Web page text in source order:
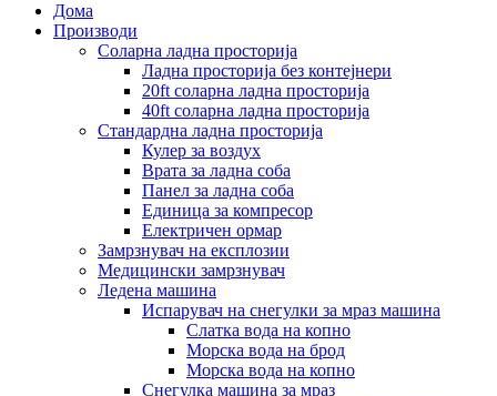
Дома
Производи
Соларна ладна просторија
Ладна просторија без контејнери
20ft соларна ладна просторија
40ft соларна ладна просторија
Стандардна ладна просторија
Кулер за воздух
Врата за ладна соба
Панел за ладна соба
Единица за компресор
Електричен ормар
Замрзнувач на експлозии
Медицински замрзнувач
Ледена машина
Испарувач на снегулки за мраз машина
Слатка вода на копно
Морска вода на брод
Морска вода на копно
Снегулка машина за мраз